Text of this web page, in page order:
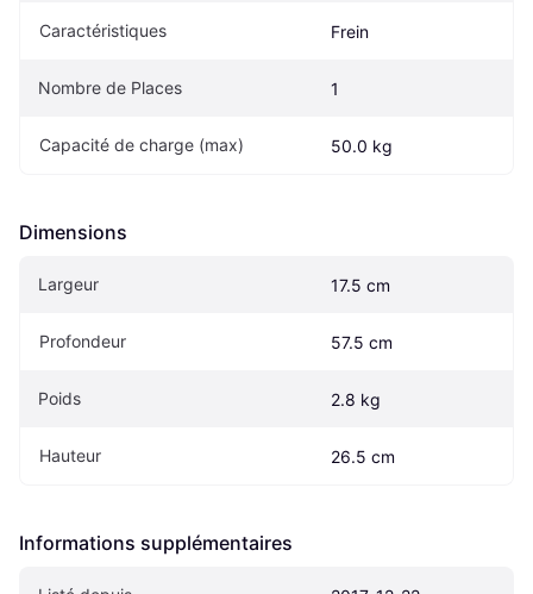
Caractéristiques Frein
Nombre de Places 1
Capacité de charge (max) 50.0 kg
Dimensions
Largeur 17.5 cm
Profondeur 57.5 cm
Poids 2.8 kg
Hauteur 26.5 cm
Informations supplémentaires